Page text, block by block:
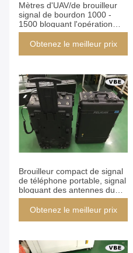
Mètres d'UAV/de brouilleur
signal de bourdon 1000 -
1500 bloquant l'opération
d'écurie de rayon
Obtenez le meilleur prix
Brouilleur compact de signal
de téléphone portable, signal
bloquant des antennes du
dispositif 8PCS Omni
Obtenez le meilleur prix